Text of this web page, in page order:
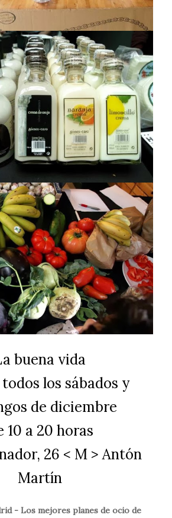
buena vida
los sábados y
de diciembre
10 a 20 horas
26 < M > Antón
Martín
- Los mejores planes de ocio de